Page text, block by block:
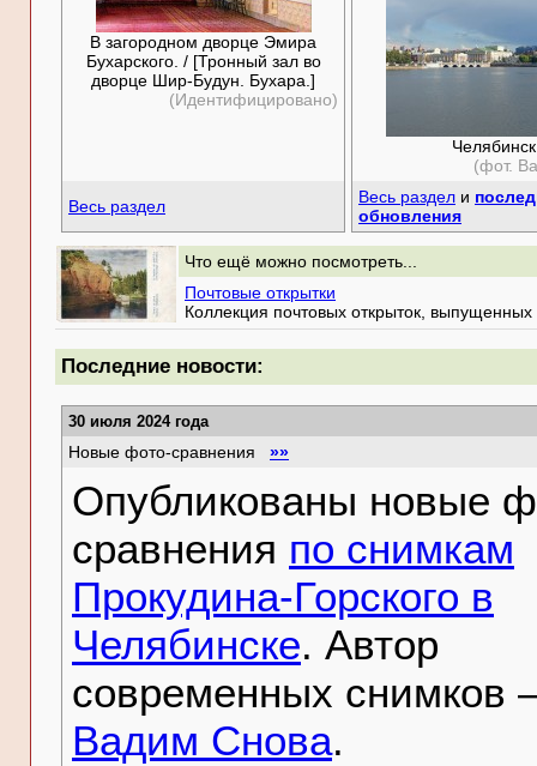
В загородном дворце Эмира
Бухарского. / [Тронный зал во
дворце Шир-Будун. Бухара.]
(Идентифицировано)
Челябинск
(фот.
Весь раздел Весь раздел и
обновления
Что ещё можно посмотреть...
Почтовые открытки
Коллекция почтовых открыток,
Последние новости:
30 июля 2024 года
Новые фото-сравнения »»
Опубликованы новые
сравнения по снимкам
Прокудина-Горского в
Челябинске. Автор
современных снимков
Вадим Снова.